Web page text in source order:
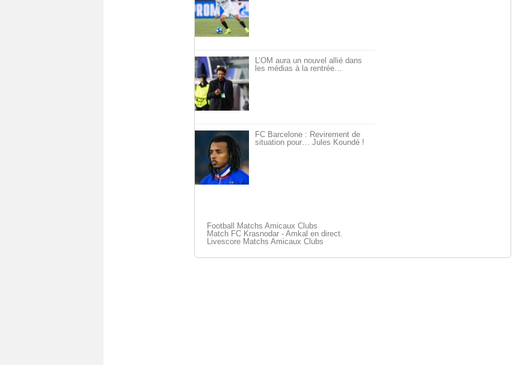
L’OM aura un nouvel allié dans
les médias à la rentrée…
FC Barcelone : Revirement de
situation pour… Jules Koundé !
Football Matchs Amicaux Clubs
Match FC Krasnodar - Amkal en direct.
Livescore Matchs Amicaux Clubs